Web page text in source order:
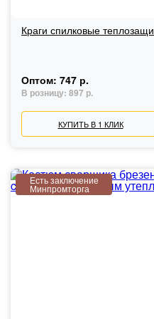
Краги спилковые
Оптом: 747 р.
В розницу: 897 р.
КУПИТЬ В 1 КЛИК
Есть заключение
Минпромторга